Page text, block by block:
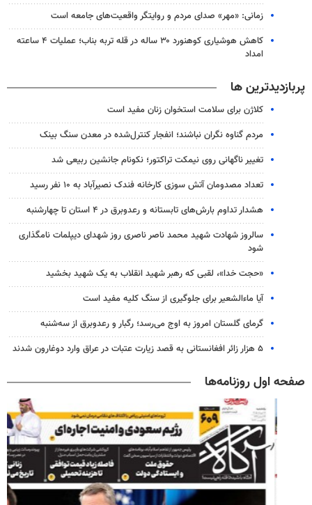
زمانی: «مهر» صدای مردم و روایتگر واقعیت‌های جامعه است
کاهش هوشیاری کوهنورد ۳۰ ساله در قله تربه بناب؛ عملیات ۴ ساعته
امداد
پربازدیدترین ها
کلاژن برای سلامت استخوان زنان مفید است
مردم گناوه نگران نباشند؛ انفجار کنترل‌شده در معدن سنگ بینک
تغییر ناگهانی روی نیمکت تراکتور؛ نکونام جانشین ربیعی شد
تعداد مصدومان آتش سوزی کارخانه فندک نصیرآباد به ۱۰ نفر رسید
هشدار تداوم بارش‌های تابستانه و رعدوبرق در ۴ استان تا چهارشنبه
سالروز شهادت شهید محمد ناصر ناصری روز شهدای دیپلمات نامگذاری
شود
«حجت خدا»، لقبی که رهبر شهید انقلاب به یک شهید بخشید
آیا ماءالشعیر برای جلوگیری از سنگ کلیه مفید است
گرمای گلستان امروز به اوج می‌رسد؛ رگبار و رعدوبرق از سه‌شنبه
۵ هزار زائر افغانستانی به قصد زیارت عتبات در عراق وارد دوغارون شدند
صفحه اول روزنامه‌ها